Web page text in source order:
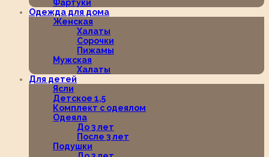
Фартуки
Одежда для дома
Женская
Халаты
Сорочки
Пижамы
Мужская
Халаты
Для детей
Ясли
Детское 1,5
Комплект с одеялом
Одеяла
До 3 лет
После 3 лет
Подушки